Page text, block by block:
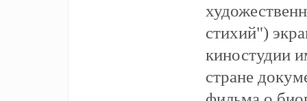
стихий")
киностудии
стране